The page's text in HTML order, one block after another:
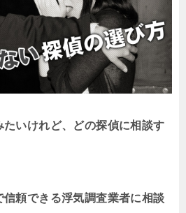
いけれど、どの探偵に相談す
信頼できる浮気調査業者に相談